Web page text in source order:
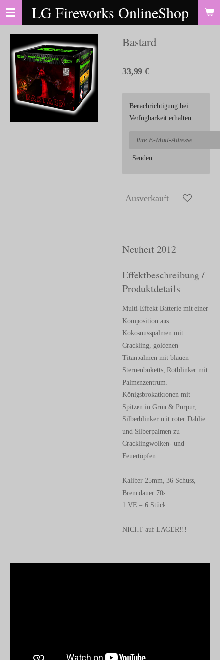
Zum
springen
LG Fireworks OnlineShop
Bastard
33,99 €
Benachrichtigung bei
Verfügbarkeit erhalten.
Senden
Ausverkauft
Neuheit 2012
Effektbeschreibung /
Produktdetails
Multi-Effekt Batterie mit einer
Komposition aus
Kokosnusspalmen mit
Crackling, goldenen
Titanpalmen mit blauen
Sternenbuketts, Rotblinker mit
Palmenzentrum,
Königsbrokatkronen mit
Spitzen in Grün & Purpur,
Silberblinker mit roter Dahlie
und Silberpalmen zu
Cracklingwolken- und
Feuertöpfen
Kaliber 25mm, 36 Schuss,
Brenndauer 70s
1 VE = 6 Stück
NICHT auf LAGER!!!